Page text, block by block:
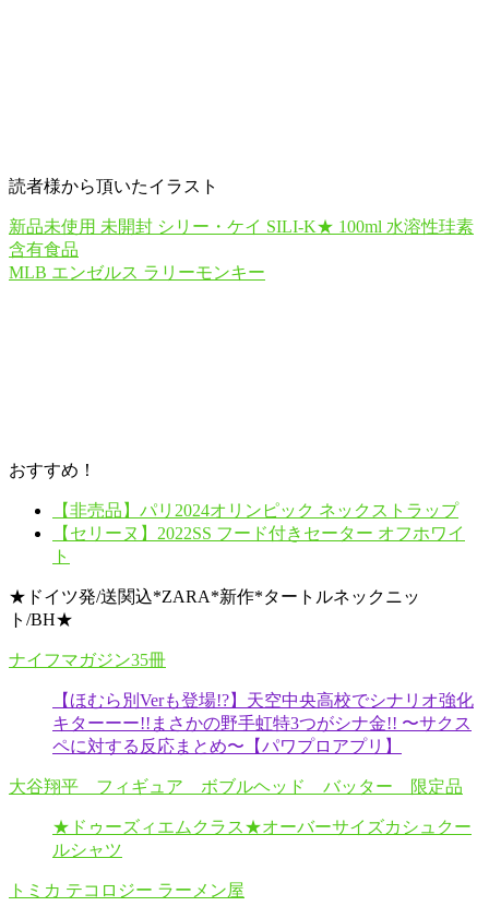
読者様から頂いたイラスト
新品未使用 未開封 シリー・ケイ SILI-K★ 100ml 水溶性珪素
含有食品
MLB エンゼルス ラリーモンキー
おすすめ！
【非売品】パリ2024オリンピック ネックストラップ
【セリーヌ】2022SS フード付きセーター オフホワイ
ト
★ドイツ発/送関込*ZARA*新作*タートルネックニッ
ト/BH★
ナイフマガジン35冊
【ほむら別Verも登場!?】天空中央高校でシナリオ強化
キターーー!!まさかの野手虹特3つがシナ金!! 〜サクス
ペに対する反応まとめ〜【パワプロアプリ】
大谷翔平 フィギュア ボブルヘッド バッター 限定品
★ドゥーズィエムクラス★オーバーサイズカシュクー
ルシャツ
トミカ テコロジー ラーメン屋